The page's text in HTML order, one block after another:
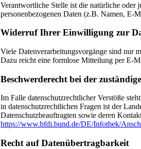
Verantwortliche Stelle ist die natürliche oder
personenbezogenen Daten (z.B. Namen, E-
Widerruf Ihrer Einwilligung zur
Viele Datenverarbeitungsvorgänge sind nur
Dazu reicht eine formlose Mitteilung per E-
Beschwerderecht bei der
Im Falle datenschutzrechtlicher Verstöße
in datenschutzrechtlichen Fragen ist der
Datenschutzbeauftragten sowie deren
https://www.bfdi.bund.de/DE/Infothek/
Recht auf Datenübertragbarkeit